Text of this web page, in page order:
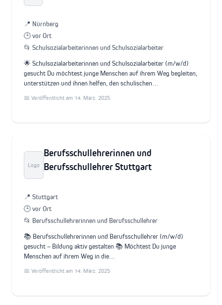
📍 Nürnberg
🕒 vor Ort
📂 Schulsozialarbeiterinnen und Schulsozialarbeiter
🌟 Schulsozialarbeiterinnen und Schulsozialarbeiter (m/w/d)
gesucht Du möchtest junge Menschen auf ihrem Weg begleiten,
unterstützen und ihnen helfen, den schulischen…
📅 Veröffentlicht am 14. März. 2025
Logo
Berufsschullehrerinnen und
Berufsschullehrer Stuttgart
📍 Stuttgart
🕒 vor Ort
📂 Berufsschullehrerinnen und Berufsschullehrer
📚 Berufsschullehrerinnen und Berufsschullehrer (m/w/d)
gesucht – Bildung aktiv gestalten 📚 Möchtest Du junge
Menschen auf ihrem Weg in die…
📅 Veröffentlicht am 14. März. 2025